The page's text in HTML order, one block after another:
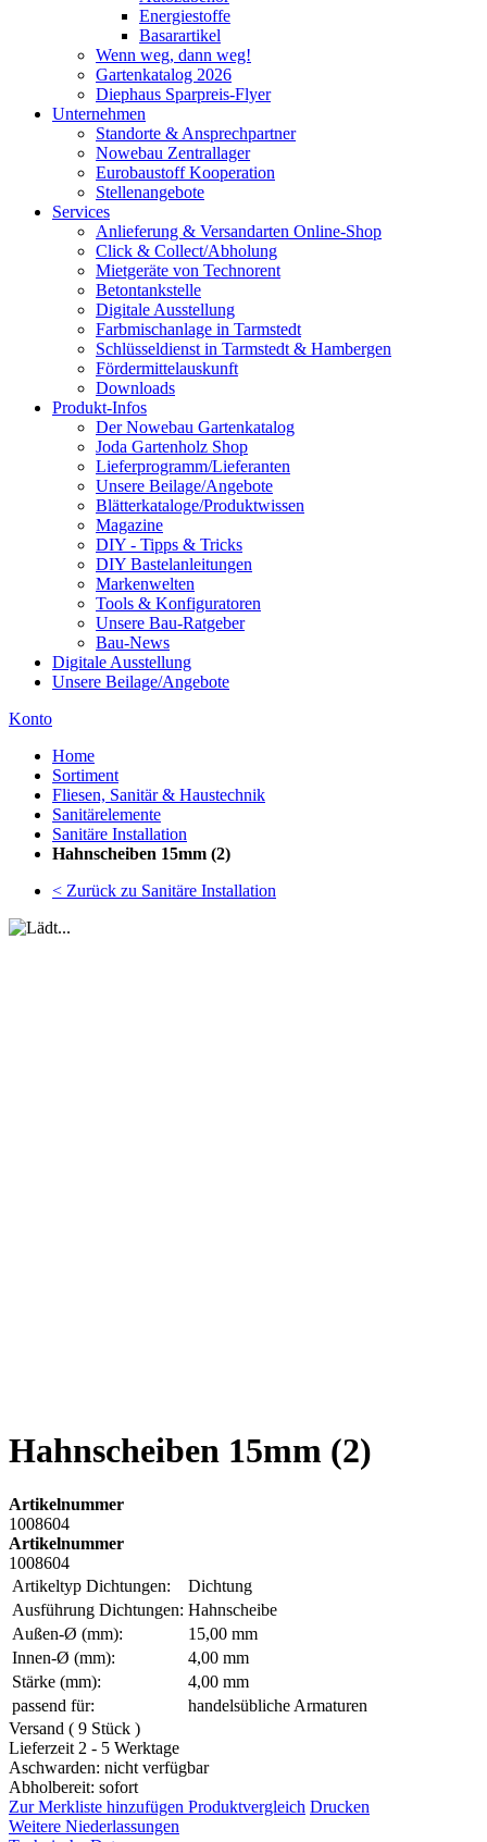
Energiestoffe
Basarartikel
Wenn weg, dann weg!
Gartenkatalog 2026
Diephaus Sparpreis-Flyer
Unternehmen
Standorte & Ansprechpartner
Nowebau Zentrallager
Eurobaustoff Kooperation
Stellenangebote
Services
Anlieferung & Versandarten Online-Shop
Click & Collect/Abholung
Mietgeräte von Technorent
Betontankstelle
Digitale Ausstellung
Farbmischanlage in Tarmstedt
Schlüsseldienst in Tarmstedt & Hambergen
Fördermittelauskunft
Downloads
Produkt-Infos
Der Nowebau Gartenkatalog
Joda Gartenholz Shop
Lieferprogramm/Lieferanten
Unsere Beilage/Angebote
Blätterkataloge/Produktwissen
Magazine
DIY - Tipps & Tricks
DIY Bastelanleitungen
Markenwelten
Tools & Konfiguratoren
Unsere Bau-Ratgeber
Bau-News
Digitale Ausstellung
Unsere Beilage/Angebote
Konto
Home
Sortiment
Fliesen, Sanitär & Haustechnik
Sanitärelemente
Sanitäre Installation
Hahnscheiben 15mm (2)
< Zurück zu Sanitäre Installation
Hahnscheiben 15mm (2)
Artikelnummer
1008604
Artikelnummer
1008604
Artikeltyp Dichtungen:
Dichtung
Ausführung Dichtungen: Hahnscheibe
Außen-Ø (mm):
15,00 mm
Innen-Ø (mm):
4,00 mm
Stärke (mm):
4,00 mm
passend für:
handelsübliche Armaturen
Versand ( 9 Stück )
Lieferzeit 2 - 5 Werktage
Aschwarden: nicht verfügbar
Abholbereit: sofort
Zur Merkliste hinzufügen Produktvergleich Drucken
Weitere Niederlassungen